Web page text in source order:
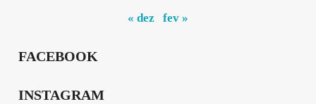
« dez fev »
FACEBOOK
INSTAGRAM